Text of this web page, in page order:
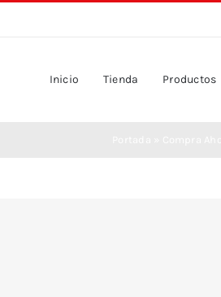
Inicio Tienda Productos